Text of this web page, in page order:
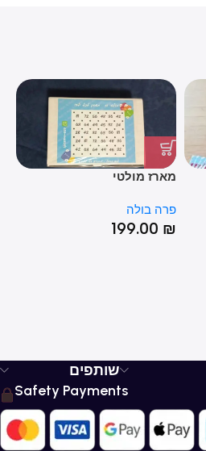
מארז מולטי
פרה בולה
199.00 ₪
שותפים
Safety Payments